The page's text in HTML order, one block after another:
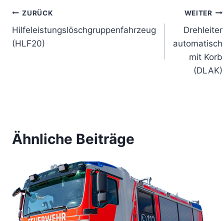
Beitragsnavigation
ZURÜCK
Hilfeleistungslöschgruppenfahrzeug
(HLF20)
WEITER
Drehleiter
automatisch
mit Korb
(DLAK)
Ähnliche Beiträge